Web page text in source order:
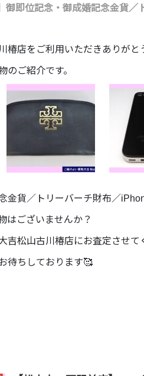
御即位記念・御成婚記念金貨
椿店をご利用いただきありがと
のご紹介です。
金貨／トリーバーチ財布／
はございませんか？
吉松山古川椿店にお査定させて
待ちしております🥰